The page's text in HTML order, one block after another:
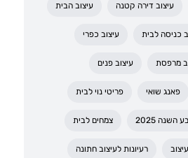
עיצוב דירה קטנה עיצוב הבית
כניסה לבית עיצוב כפרי
מרפסת עיצוב פנים
פאנג שואי פריטי נוי לבית
השנה 2025 צמחים לבית
רעיונות לעיצוב חתונה